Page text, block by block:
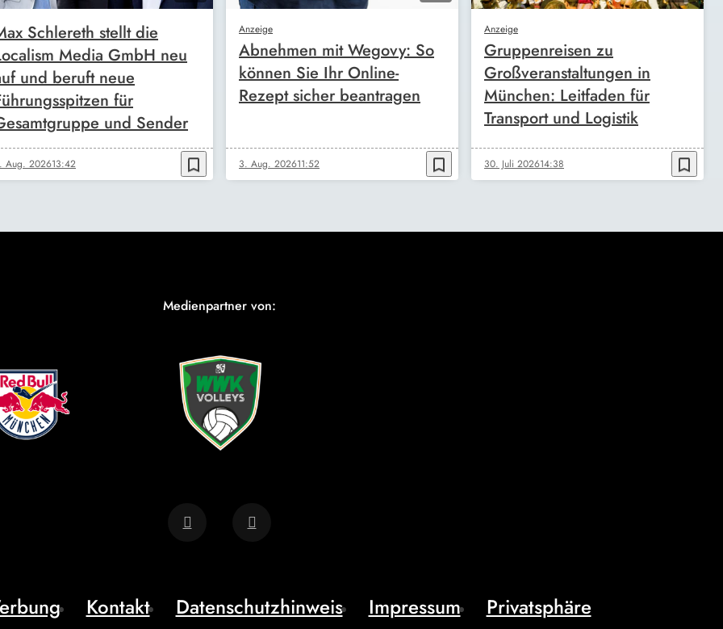
Schlereth stellt die
Media GmbH neu
und beruft neue
für
und Sender
Aug. 202613:42 bookmark_border
Anzeige
Abnehmen mit Wegovy: So
können Sie Ihr Online-
Rezept sicher beantragen
3. Aug. 202611:52 bookmark_border
Anzeige
Gruppenreisen zu
Großveranstaltungen in
München: Leitfaden für
Transport und Logistik
30. Juli 202614:38 bookmark_border
Medienpartner von:
Kontakt Datenschutzhinweis Impressum Privatsphäre